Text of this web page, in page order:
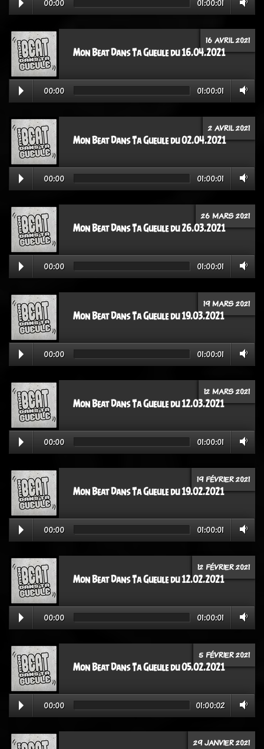
00:00 01:00:01
16 AVRIL 2021
Mon Beat Dans Ta Gueule du 16.04.2021
00:00 01:00:01
2 AVRIL 2021
Mon Beat Dans Ta Gueule du 02.04.2021
00:00 01:00:01
26 MARS 2021
Mon Beat Dans Ta Gueule du 26.03.2021
00:00 01:00:01
19 MARS 2021
Mon Beat Dans Ta Gueule du 19.03.2021
00:00 01:00:01
12 MARS 2021
Mon Beat Dans Ta Gueule du 12.03.2021
00:00 01:00:01
19 FÉVRIER 2021
Mon Beat Dans Ta Gueule du 19.02.2021
00:00 01:00:01
12 FÉVRIER 2021
Mon Beat Dans Ta Gueule du 12.02.2021
00:00 01:00:01
5 FÉVRIER 2021
Mon Beat Dans Ta Gueule du 05.02.2021
00:00 01:00:02
29 JANVIER 2021